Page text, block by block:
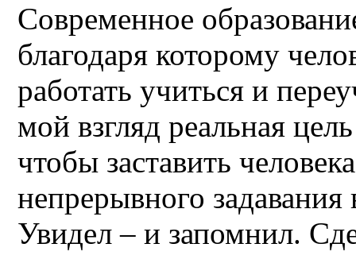
Современное
благодаря которому
работать учиться и
мой взгляд реальная
чтобы заставить
непрерывного
Увидел – и запомнил.